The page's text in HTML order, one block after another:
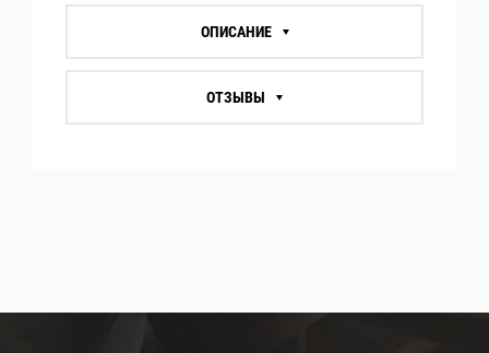
ОПИСАНИЕ
ОТЗЫВЫ